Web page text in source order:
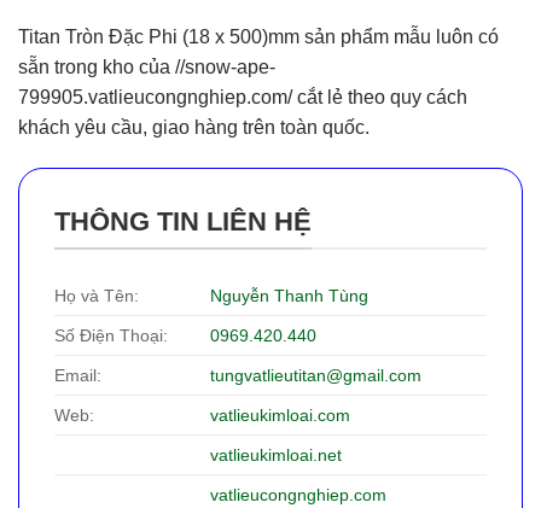
Titan Tròn Đặc Phi (18 x 500)mm sản phẩm mẫu luôn có
sẵn trong kho của //snow-ape-
799905.vatlieucongnghiep.com/ cắt lẻ theo quy cách
khách yêu cầu, giao hàng trên toàn quốc.
THÔNG TIN LIÊN HỆ
Họ và Tên: Nguyễn Thanh Tùng
Số Điện Thoại: 0969.420.440
Email: tungvatlieutitan@gmail.com
Web: vatlieukimloai.com
vatlieukimloai.net
vatlieucongnghiep.com